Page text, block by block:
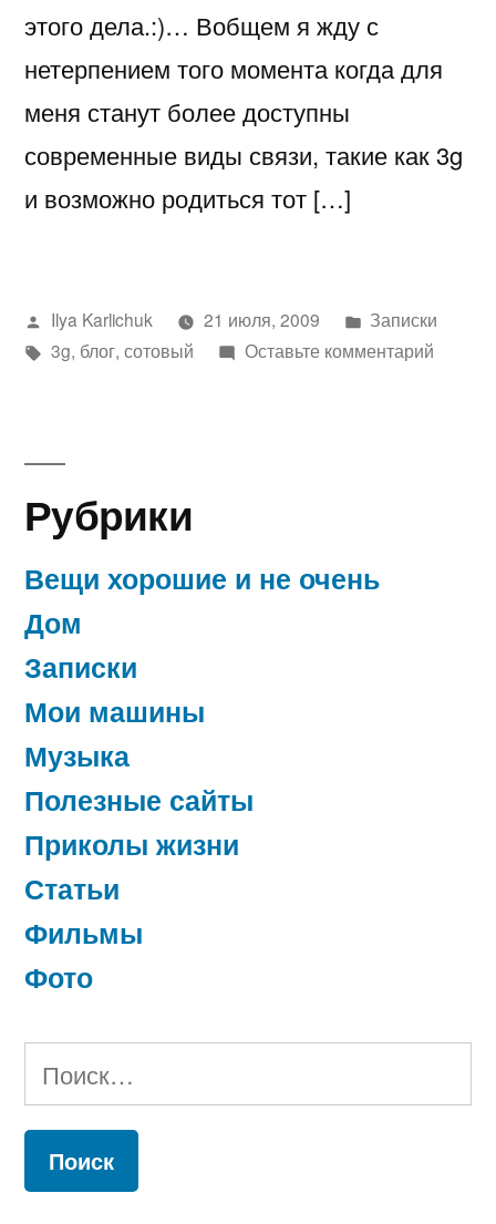
этого дела.:)… Вобщем я жду с
нетерпением того момента когда для
меня станут более доступны
современные виды связи, такие как 3g
и возможно родиться тот […]
Написано
автором
Ilya Karlichuk 21 июля, 2009
Написано
в
Записки
Метки:
3g, блог, сотовый Оставьте комментарийк
Рубрики
Вещи хорошие и не очень
Дом
Записки
Мои машины
Музыка
Полезные сайты
Приколы жизни
Статьи
Фильмы
Фото
Найти: